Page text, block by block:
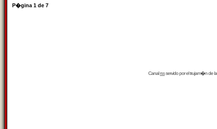
P�gina 1 de 7
Canalrssservido por eltrujam�nde